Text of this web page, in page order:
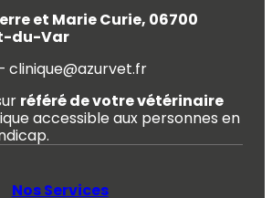
et Marie Curie, 06700
du-Var
clinique@azurvet.fr
référé de votre vétérinaire
accessible aux personnes en
Nos Services